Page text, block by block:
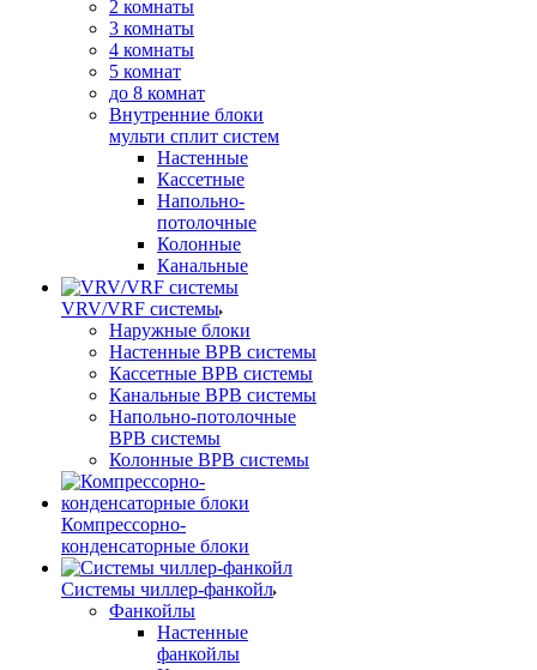
2 комнаты
3 комнаты
4 комнаты
5 комнат
до 8 комнат
Внутренние блоки
мульти сплит систем
Настенные
Кассетные
Напольно-
потолочные
Колонные
Канальные
VRV/VRF системы
Наружные блоки
Настенные ВРВ системы
Кассетные ВРВ системы
Канальные ВРВ системы
Напольно-потолочные
ВРВ системы
Колонные ВРВ системы
Компрессорно-
конденсаторные блоки
Системы чиллер-фанкойл
Фанкойлы
Настенные
фанкойлы